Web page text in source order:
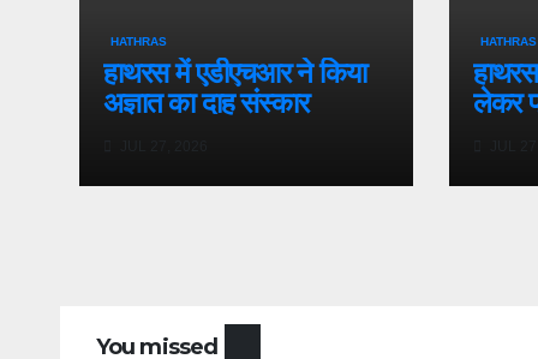
HATHRAS
हाथरस में एडीएचआर ने किया
अज्ञात का दाह संस्कार
HATHRAS
लेकर
You missed